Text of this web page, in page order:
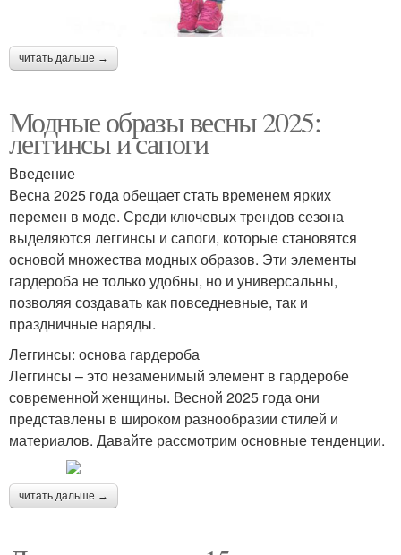
читать дальше →
Модные образы весны 2025:
леггинсы и сапоги
Введение
Весна 2025 года обещает стать временем ярких
перемен в моде. Среди ключевых трендов сезона
выделяются леггинсы и сапоги, которые становятся
основой множества модных образов. Эти элементы
гардероба не только удобны, но и универсальны,
позволяя создавать как повседневные, так и
праздничные наряды.
Леггинсы: основа гардероба
Леггинсы – это незаменимый элемент в гардеробе
современной женщины. Весной 2025 года они
представлены в широком разнообразии стилей и
материалов. Давайте рассмотрим основные тенденции.
читать дальше →